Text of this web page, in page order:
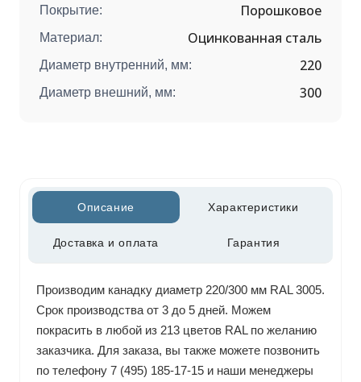
Покрытие: Порошковое
Материал: Оцинкованная сталь
Диаметр внутренний, мм: 220
Диаметр внешний, мм: 300
Описание Характеристики
Доставка и оплата Гарантия
Производим канадку диаметр 220/300 мм RAL 3005.
Срок производства от 3 до 5 дней. Можем
покрасить в любой из 213 цветов RAL по желанию
заказчика. Для заказа, вы также можете позвонить
по телефону 7 (495) 185-17-15 и наши менеджеры